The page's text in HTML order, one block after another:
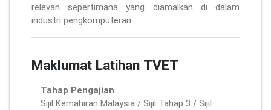
relevan sepertimana yang diamalkan di dalam
industri pengkomputeran.
Maklumat Latihan TVET
Tahap Pengajian
Sijil Kemahiran Malaysia / Sijil Tahap 3 / Sijil